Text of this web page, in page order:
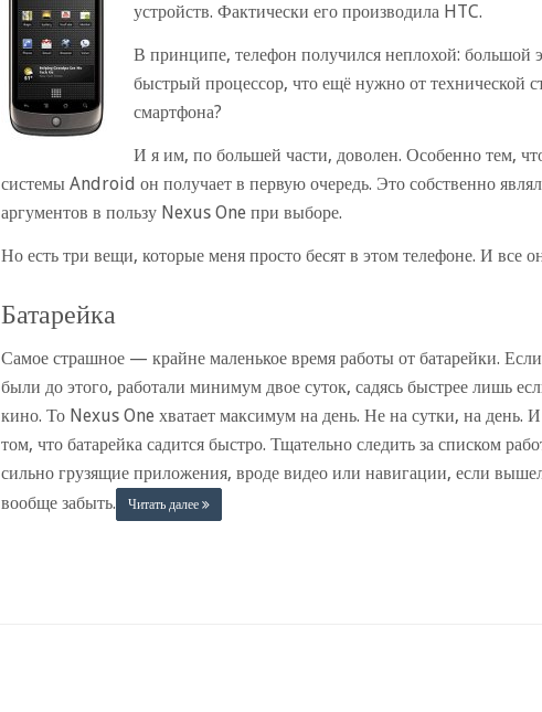
устройств. Фактически его производила HTC.
В принципе, телефон получился неплохой: большой
быстрый процессор, что ещё нужно от технической
смартфона?
И я им, по большей части, доволен. Особенно тем,
системы Android он получает в первую очередь. Это собственно
аргументов в пользу Nexus One при выборе.
Но есть три вещи, которые меня просто бесят в этом телефоне. И все
Батарейка
Самое страшное — крайне маленькое время работы от батарейки.
были до этого, работали минимум двое суток, садясь быстрее лишь
кино. То Nexus One хватает максимум на день. Не на сутки, на день.
том, что батарейка садится быстро. Тщательно следить за списком
сильно грузящие приложения, вроде видео или навигации, если
вообще забыть.
Читать далее